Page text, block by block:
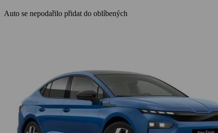
Auto se nepodařilo přidat do oblíbených